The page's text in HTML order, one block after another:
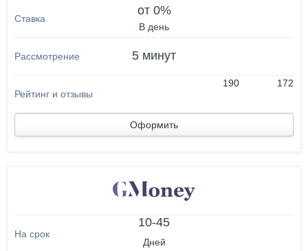
от 0%
В день
5 минут
190 172
Оформить
10-45
Дней